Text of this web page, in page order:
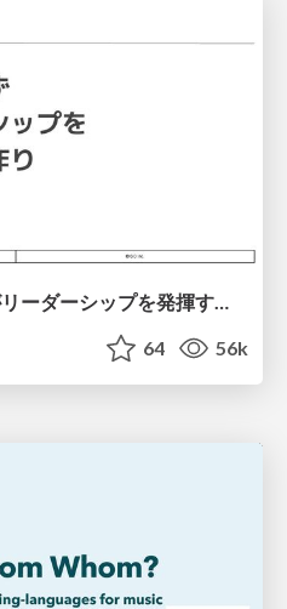
職位にかかわらず全員がリーダーシップを発揮するチーム作り / Building a team where everyone can demonstrate leadership regardless of position
64 56k